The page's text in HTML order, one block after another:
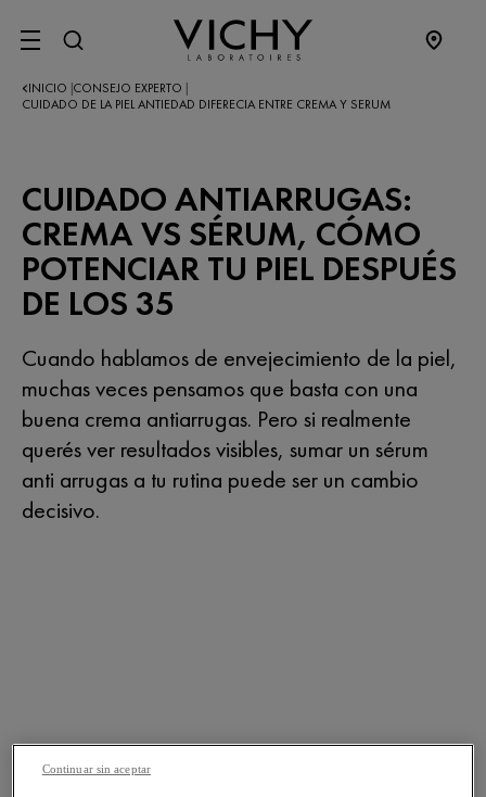
SITE MENU
INICIO CONSEJO EXPERTO
CUIDADO DE LA PIEL ANTIEDAD DIFERECIA ENTRE CREMA Y SERUM
CUIDADO ANTIARRUGAS:
CREMA VS SÉRUM, CÓMO
POTENCIAR TU PIEL DESPUÉS
DE LOS 35
Cuando hablamos de envejecimiento de la piel,
muchas veces pensamos que basta con una
buena crema antiarrugas. Pero si realmente
querés ver resultados visibles, sumar un sérum
anti arrugas a tu rutina puede ser un cambio
decisivo.
Continuar sin aceptar